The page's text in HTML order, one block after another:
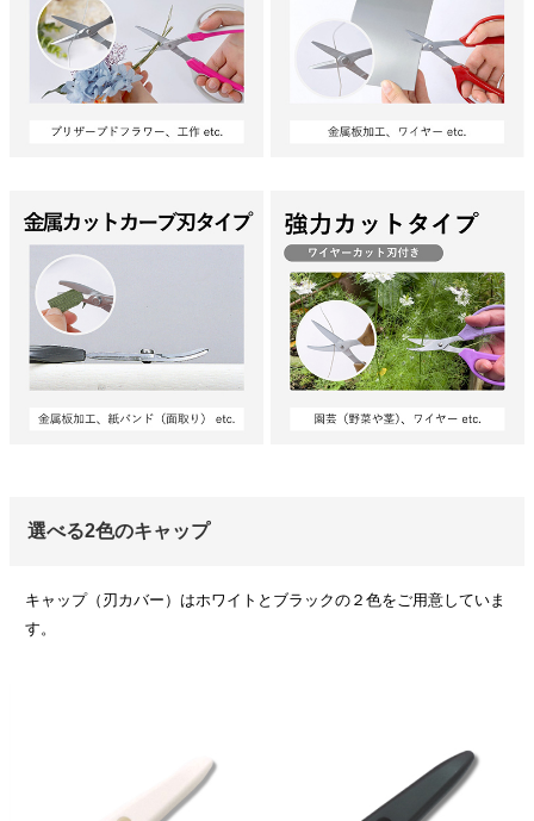
選べる2色のキャップ
キャップ（刃カバー）はホワイトとブラックの２色をご用意していま
す。